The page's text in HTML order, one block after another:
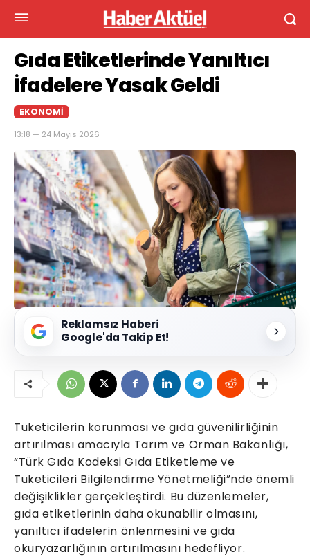
Gıda Etiketlerinde Yanıltıcı
İfadelere Yasak Geldi
EKONOMI
13:18 — 24 Mayıs 2026
Reklamsız Haberi
Google'da Takip Et!
Tüketicilerin korunması ve gıda güvenilirliğinin
artırılması amacıyla Tarım ve Orman Bakanlığı,
“Türk Gıda Kodeksi Gıda Etiketleme ve
Tüketicileri Bilgilendirme Yönetmeliği”nde önemli
değişiklikler gerçekleştirdi. Bu düzenlemeler,
gıda etiketlerinin daha okunabilir olmasını,
yanıltıcı ifadelerin önlenmesini ve gıda
okuryazarlığının artırılmasını hedefliyor.